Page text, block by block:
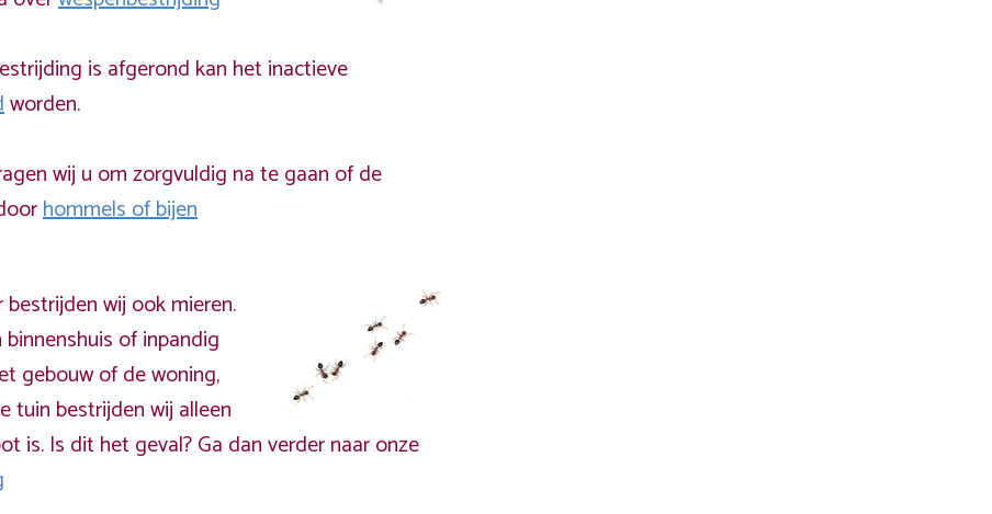
is afgerond kan het inactieve
worden.
wij u om zorgvuldig na te gaan of de
hommels of bijen
wij ook mieren.
of inpandig
gebouw of de woning,
tuin bestrijden wij alleen
is. Is dit het geval? Ga dan verder naar onze